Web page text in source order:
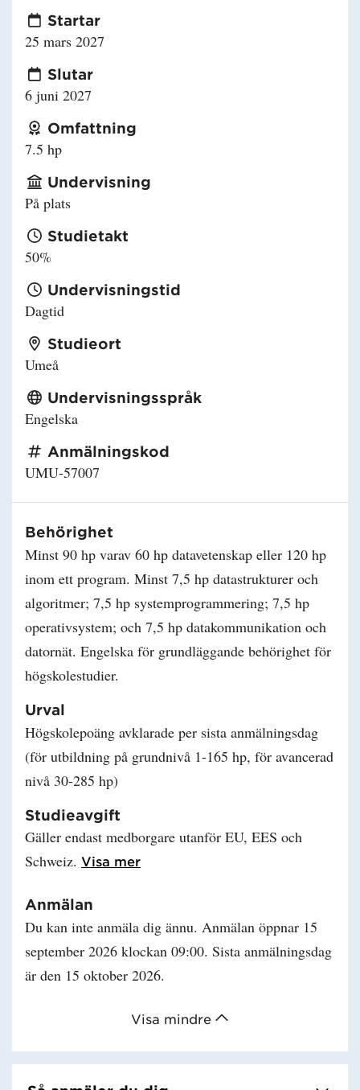
Visa mindre
Startar
25 mars 2027
Slutar
6 juni 2027
Omfattning
7.5 hp
Undervisning
På plats
Studietakt
50%
Undervisningstid
Dagtid
Studieort
Umeå
Undervisningsspråk
Engelska
Anmälningskod
UMU-57007
Behörighet
Minst 90 hp varav 60 hp datavetenskap eller 120 hp
inom ett program. Minst 7,5 hp datastrukturer och
algoritmer; 7,5 hp systemprogrammering; 7,5 hp
operativsystem; och 7,5 hp datakommunikation och
datornät. Engelska för grundläggande behörighet för
högskolestudier.
Urval
Högskolepoäng avklarade per sista anmälningsdag
(för utbildning på grundnivå 1-165 hp, för avancerad
nivå 30-285 hp)
Studieavgift
Gäller endast medborgare utanför EU, EES och
Schweiz. Visa merLäs mer om Studieavgift
Anmälan
Du kan inte anmäla dig ännu. Anmälan öppnar 15
september 2026 klockan 09:00. Sista anmälningsdag
är den 15 oktober 2026.